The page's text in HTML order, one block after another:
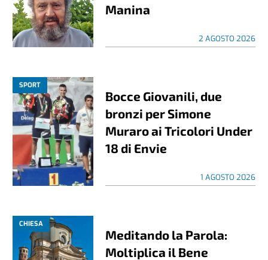
Manina
2 AGOSTO 2026
SPORT
Bocce Giovanili, due
bronzi per Simone
Muraro ai Tricolori Under
18 di Envie
1 AGOSTO 2026
CHIESA
Meditando la Parola:
Moltiplica il Bene